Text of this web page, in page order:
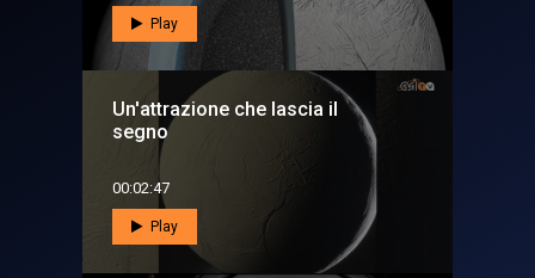
Play
Un'attrazione che lascia il
segno
00:02:47
Play